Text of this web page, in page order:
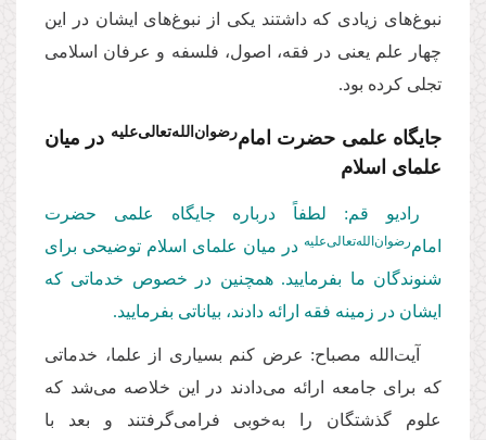
نبوغ‌های زیادی که داشتند یکی از نبوغ‌های ایشان در این
چهار علم یعنی در فقه، اصول، فلسفه و عرفان اسلامی
تجلی کرده بود.
جایگاه علمی حضرت امام‌رضوان‌الله‌تعالی‌علیه در میان
علمای اسلام
رادیو قم: لطفاً درباره جایگاه علمی حضرت
امام‌رضوان‌الله‌تعالی‌علیه در میان علمای اسلام توضیحی برای
شنوندگان ما بفرمایید. همچنین در خصوص خدماتی که
ایشان در زمینه فقه ارائه دادند، بیاناتی بفرمایید.
آیت‌الله مصباح: عرض کنم بسیاری از علما، خدماتی
که برای جامعه ارائه می‌دادند در این خلاصه می‌شد که
علوم گذشتگان را به‌خوبی فرامی‌گرفتند و بعد با